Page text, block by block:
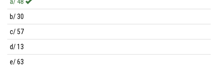
b/ 30
c/ 57
d/ 13
e/ 63